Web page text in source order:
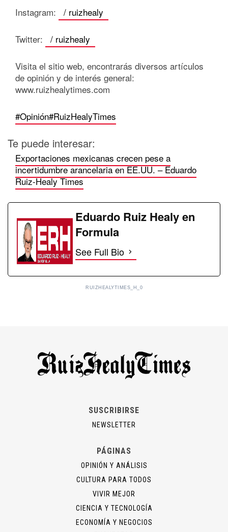
Instagram: / ruizhealy
Twitter: / ruizhealy
Visita el sitio web, encontrarás diversos artículos
de opinión y de interés general:
www.ruizhealytimes.com
#Opinión#RuizHealyTimes
Te puede interesar:
Exportaciones mexicanas crecen pese a
incertidumbre arancelaria en EE.UU. – Eduardo
Ruiz-Healy Times
Eduardo Ruiz Healy en
Formula
See Full Bio
RUIZHEALYTIMES_H_0
SUSCRIBIRSE
NEWSLETTER
PÁGINAS
OPINIÓN Y ANÁLISIS
CULTURA PARA TODOS
VIVIR MEJOR
CIENCIA Y TECNOLOGÍA
ECONOMÍA Y NEGOCIOS